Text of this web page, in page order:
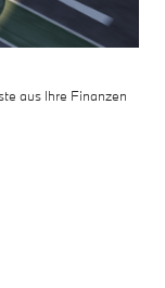
aus Ihre Finanzen